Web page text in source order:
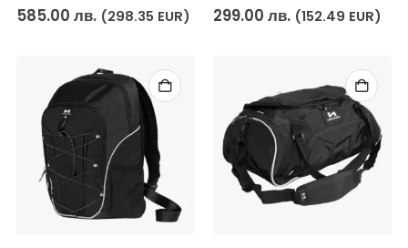
0out of 5
585.00 лв. (298.35 EUR) 0out of 5
299.00 лв. (152.49 EUR)